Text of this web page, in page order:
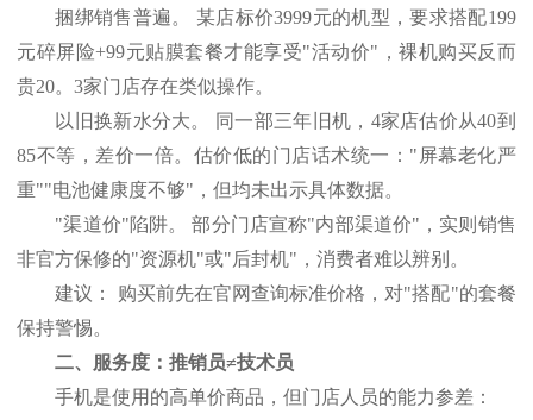
捆绑销售普遍。
某店标价3999元的机型，要求搭配199
元碎屏险+99元贴膜套餐才能享受"活动价"，裸机购买反而
贵20。3家门店存在类似操作。
以旧换新水分大。
同一部三年旧机， 4家店估价从40到
85不等，差价一倍。估价低的门店话术统一："屏幕老化严
重""电池健康度不够"，但均未出示具体数据。
"渠道价"陷阱。 部分门店宣称"内部渠道价"，实则销售
非官方保修的"资源机"或"后封机"，消费者难以辨别。
建议：
购买前先在官网查询标准价格，对"搭配"的套餐
保持警惕。
二、服务度：推销员≠技术员
手机是使用的高单价商品，但门店人员的能力参差：